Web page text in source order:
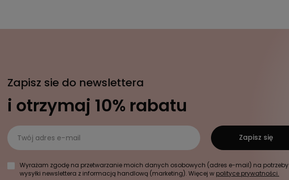
Zapisz sie do newslettera
i otrzymaj 10% rabatu
Twój adres e-mail
Wyrażam zgodę na przetwarzanie moich danych osobowych (adres e-mail) na potrzeby
wysyłki newslettera z informacją handlową (marketing). Więcej w polityce prywatności.
Zapisz się